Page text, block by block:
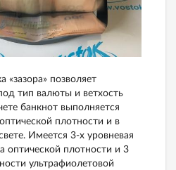
«зазора» позволяет
тип валюты и ветхость
банкнот выполняется
плотности и в
Имеется 3-х уровневая
оптической плотности и 3
ультрафиолетовой